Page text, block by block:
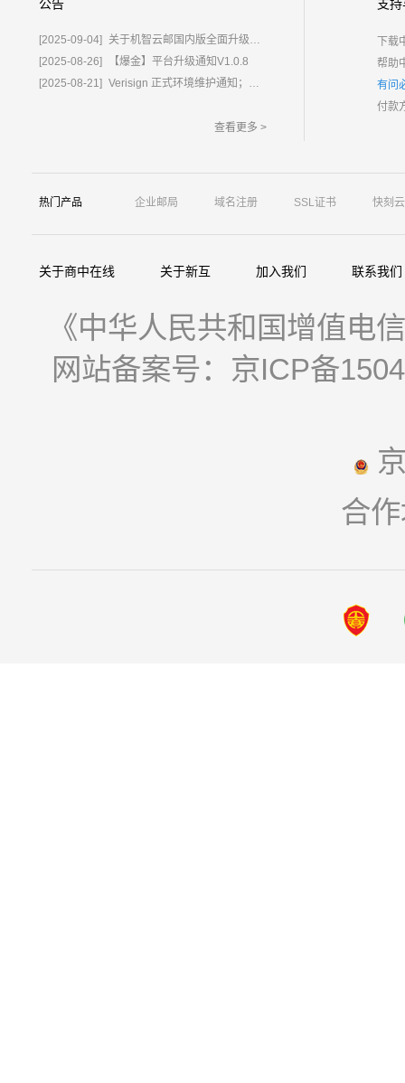
公告
[2025-09-04]
关于机智云邮国内版全面升级为%E2%80%9C鲸炫邮%E2%80%9D的通知
[2025-08-26]
【爆金】平台升级通知V1.0.8
[2025-08-21] Verisign 正式环境维护通知；含域名.com/.net
查看更多 >
支
下载
帮助
有问
付款
热门产品 企业邮局 域名注册 SSL证书 快刻云
关于商中在线 关于新互 加入我们 联系我们
《中华人民共和国增值电
网站备案号：京ICP备
合